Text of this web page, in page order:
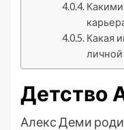
Какая
Детство
Алекс Деми